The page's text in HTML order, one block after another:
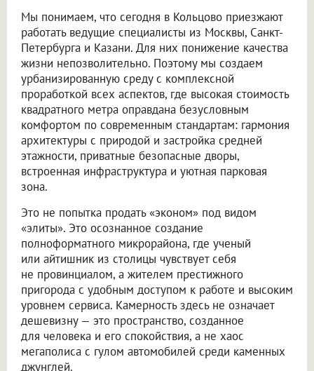
Мы понимаем, что сегодня в Кольцово приезжают
работать ведущие специалисты из Москвы, Санкт-
Петербурга и Казани. Для них понижение качества
жизни непозволительно. Поэтому мы создаем
урбанизированную среду с комплексной
проработкой всех аспектов, где высокая стоимость
квадратного метра оправдана безусловным
комфортом по современным стандартам: гармония
архитектуры с природой и застройка средней
этажности, приватные безопасные дворы,
встроенная инфраструктура и уютная парковая
зона.
Это не попытка продать «эконом» под видом
«элиты». Это осознанное создание
полноформатного микрорайона, где ученый
или айтишник из столицы чувствует себя
не провинциалом, а жителем престижного
пригорода с удобным доступом к работе и высоким
уровнем сервиса. Камерность здесь не означает
дешевизну — это пространство, созданное
для человека и его спокойствия, а не хаос
мегаполиса с гулом автомобилей среди каменных
джунглей.